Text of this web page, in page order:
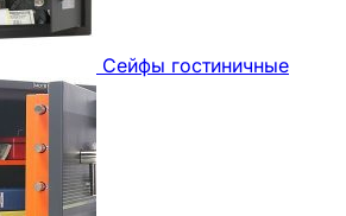
Сейфы гостиничные